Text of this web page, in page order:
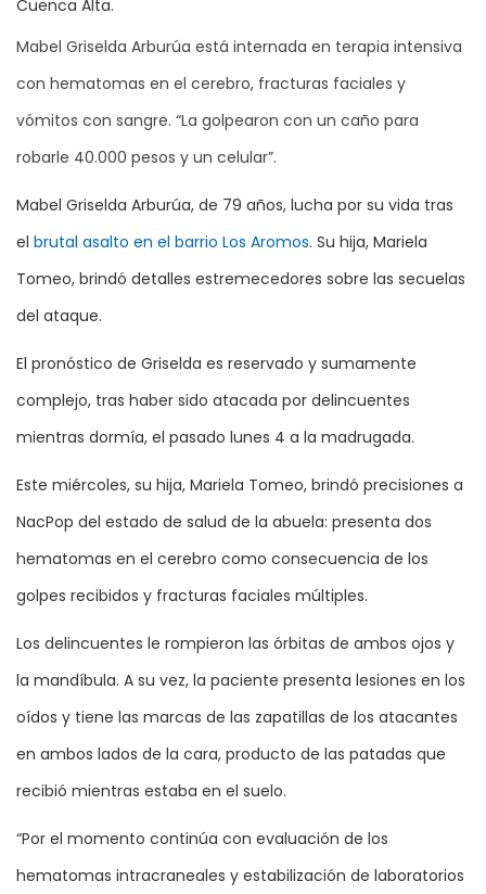
Cuenca Alta.
Mabel Griselda Arburúa está internada en terapia intensiva
con hematomas en el cerebro, fracturas faciales y
vómitos con sangre. “La golpearon con un caño para
robarle 40.000 pesos y un celular”.
Mabel Griselda Arburúa, de 79 años, lucha por su vida tras
el brutal asalto en el barrio Los Aromos. Su hija, Mariela
Tomeo, brindó detalles estremecedores sobre las secuelas
del ataque.
El pronóstico de Griselda es reservado y sumamente
complejo, tras haber sido atacada por delincuentes
mientras dormía, el pasado lunes 4 a la madrugada.
Este miércoles, su hija, Mariela Tomeo, brindó precisiones a
NacPop del estado de salud de la abuela: presenta dos
hematomas en el cerebro como consecuencia de los
golpes recibidos y fracturas faciales múltiples.
Los delincuentes le rompieron las órbitas de ambos ojos y
la mandíbula. A su vez, la paciente presenta lesiones en los
oídos y tiene las marcas de las zapatillas de los atacantes
en ambos lados de la cara, producto de las patadas que
recibió mientras estaba en el suelo.
“Por el momento continúa con evaluación de los
hematomas intracraneales y estabilización de laboratorios